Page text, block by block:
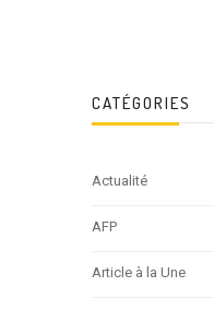
CATÉGORIES
Actualité
AFP
Article à la Une